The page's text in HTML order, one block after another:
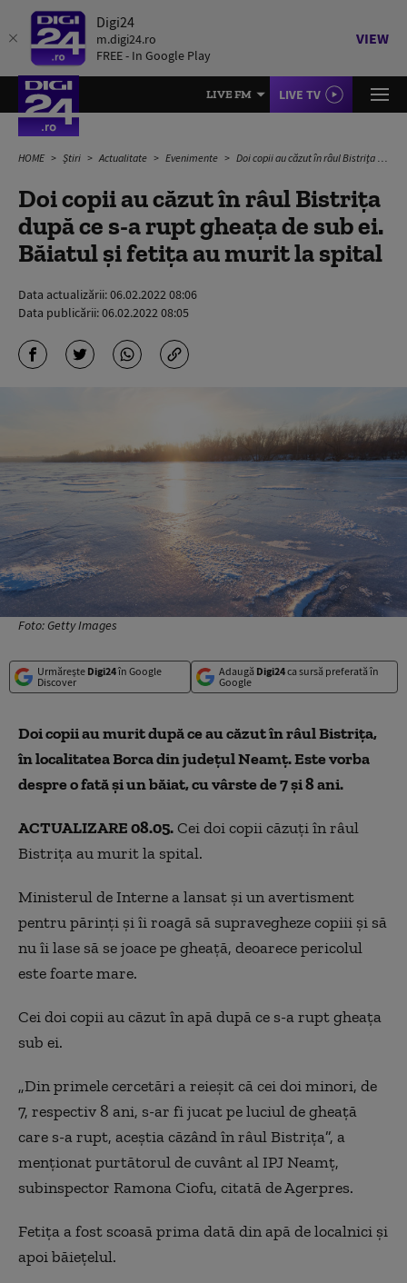
Digi24
m.digi24.ro
FREE - In Google Play
VIEW
LIVE FM LIVE TV
HOME Știri Actualitate Evenimente Doi copii au căzut în râul Bistrița după ce s-a rupt gheața de sub ei. Băiatul și fetița au murit la spital
Doi copii au căzut în râul Bistrița
după ce s-a rupt gheața de sub ei.
Băiatul și fetița au murit la spital
Data actualizării:06.02.2022 08:06
Data publicării:06.02.2022 08:05
Foto: Getty Images
Urmărește Digi24în Google
Discover
Adaugă Digi24ca sursă preferată în
Google
Doi copii au murit după ce au căzut în râul Bistrița,
în localitatea Borca din județul Neamț. Este vorba
despre o fată și un băiat, cu vârste de 7 și 8 ani.
ACTUALIZARE 08.05.Cei doi copii căzuți în râul
Bistrița au murit la spital.
Ministerul de Interne a lansat și un avertisment
pentru părinți și îi roagă să supravegheze copiii și să
nu îi lase să se joace pe gheață, deoarece pericolul
estefoartemare.
Cei doi copii au căzut în apă după ce s-a rupt gheaţa
sub ei.
„Din primele cercetări a reieşit că cei doi minori, de
7, respectiv 8 ani, s-ar fi jucat pe luciul de gheaţă
care s-a rupt, aceştia căzând în râul Bistriţa”, a
menţionat purtătorul de cuvânt al IPJ Neamţ,
subinspector Ramona Ciofu, citată de Agerpres.
Fetiţa a fost scoasă prima dată din apă de localnici şi
apoi băieţelul.